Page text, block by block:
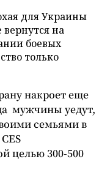
для Украины
на
боевых
только
накроет еще
мужчины уедут,
семьями в
целью 300-500